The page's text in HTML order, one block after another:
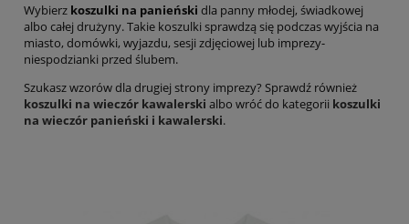
Wybierz koszulki na panieński dla panny młodej, świadkowej
albo całej drużyny. Takie koszulki sprawdzą się podczas wyjścia na
miasto, domówki, wyjazdu, sesji zdjęciowej lub imprezy-
niespodzianki przed ślubem.
Szukasz wzorów dla drugiej strony imprezy? Sprawdź również
koszulki na wieczór kawalerski albo wróć do kategorii koszulki
na wieczór panieński i kawalerski.